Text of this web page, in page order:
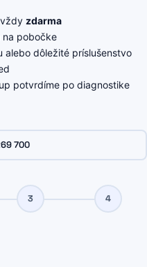
3 4
zdarma
na pobočke
alebo dôležité príslušenstvo
potvrdíme po diagnostike
700